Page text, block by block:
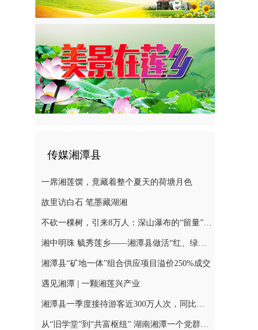
传媒湘潭县
一席湘莲馔，竟藏着整个夏天的荷塘月色
故里访白石 笔墨藏湖湘
不砍一棵树，引来8万人：深山瀑布的“留量”之道
湘中明珠 毓秀莲乡——湘潭县做活“红、绿、古、特”文旅融合文章
湘潭县“矿地一体”组合供应项目溢价250%成交
遇见湘潭 | 一颗湘莲兴产业
湘潭县一季度接待游客近300万人次，同比增长16.41%
从“旧学堂”到“共富枢纽” 湖南湘潭一个党群服务中心的“云端”转型